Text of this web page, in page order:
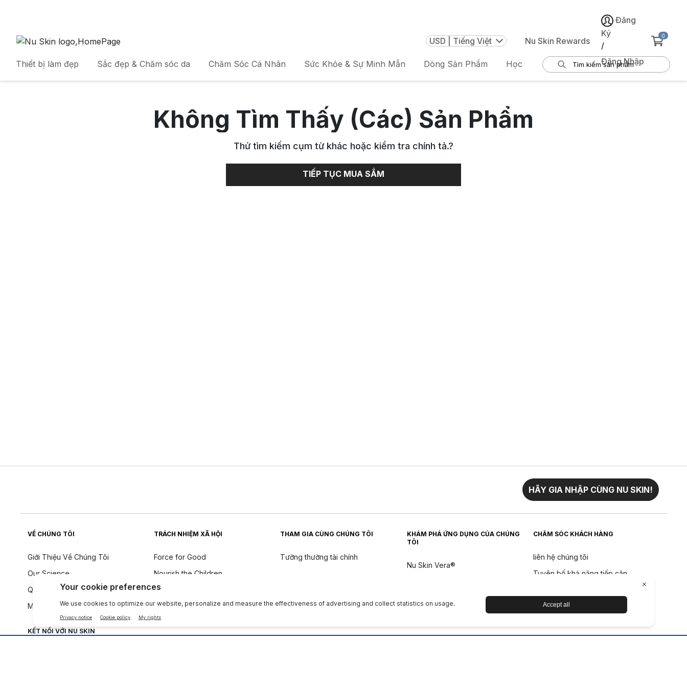
USD | Tiếng Việt Nu Skin Rewards
Đăng
Ký
/
Đăng Nhập
0
Thiết bị làm đẹp Sắc đẹp & Chăm sóc da Chăm Sóc Cá Nhân Sức Khỏe & Sự Minh Mẫn Dòng Sản Phẩm Học
Không Tìm Thấy (Các) Sản Phẩm
Thử tìm kiếm cụm từ khác hoặc kiểm tra chính tả.?
TIẾP TỤC MUA SẮM
HÃY GIA NHẬP CÙNG NU SKIN!
VỀ CHÚNG TÔI
Giới Thiệu Về Chúng Tôi
Our Science
Quy tắc ứng xử
Một tiếng nói toàn cầu
TRÁCH NHIỆM XÃ HỘI
Force for Good
Nourish the Children
Tính Bền Vững
Triết Lý Về Thành Phần
THAM GIA CÙNG CHÚNG TÔI
Tưởng thường tài chính
KHÁM PHÁ ỨNG DỤNG CỦA CHÚNG
TÔI
Nu Skin Vera®
CHĂM SÓC KHÁCH HÀNG
liên hệ chúng tôi
Tuyên bố khả năng tiếp cận
Chính sách hoàn tiền
KẾT NỐI VỚI NU SKIN